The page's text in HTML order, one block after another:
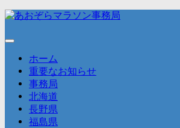
コ
テ
ホーム
重要なお知らせ
事務局
北海道
長野県
福島県